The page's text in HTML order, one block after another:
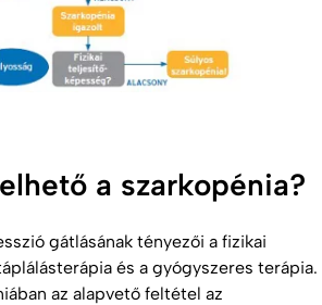
a szarkopénia?
gátlásának tényezői a fizikai
és a gyógyszeres terápia.
az alapvető feltétel az